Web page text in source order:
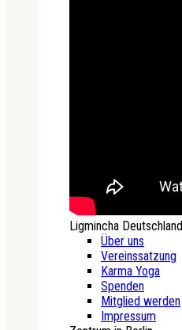
Ligmincha Deutschland
Über uns
Vereinssatzung
Karma Yoga
Spenden
Mitglied werden
Impressum